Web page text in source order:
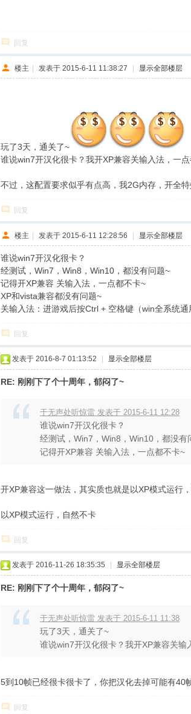
回复
楼主 | 发表于 2015-6-11 11:38:27 | 显示全部楼层
玩了3天，通关了~
谁说win7开汉化很卡？我开XP兼容关输入法，一
不过，这配置要求似乎有点高，我2G内存，开全
回复
楼主 | 发表于 2015-6-11 12:28:56 | 显示全部楼层
谁说win7开汉化很卡？
经测试，Win7，Win8，Win10，都没有问题~
记得开XP兼容 关输入法，一点都不卡~
XP和vista兼容都没有问题~
关输入法：进游戏后按Ctrl + 空格键（win全系统通
回复
发表于 2016-8-7 01:13:52 显示全部楼层
RE: 刚刚下了个十周年，郁闷了~
于无声处听惊雷 发表于 2015-6-11 12:28
谁说win7开汉化很卡？
经测试，Win7，Win8，Win10，都没有
记得开XP兼容 关输入法，一点都不卡~
开XP兼容这一做法，其实质也就是以XP模式运行
以XP模式运行，自然不卡
回复
发表于 2016-11-26 18:35:35 显示全部楼层
RE: 刚刚下了个十周年，郁闷了~
于无声处听惊雷 发表于 2015-6-11 11:38
玩了3天，通关了~
谁说win7开汉化很卡？我开XP兼容关输
5到10帧已经很卡很卡了，你把汉化去掉可能有40
回复